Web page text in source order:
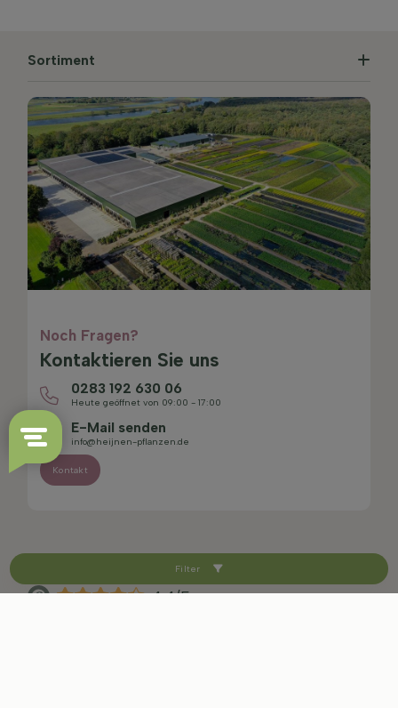
Filter
Sortiment
Noch Fragen?
Kontaktieren Sie uns
0283 192 630 06
Heute geöffnet von 09:00 - 17:00
E-Mail senden
info@heijnen-pflanzen.de
Kontakt
4.4/5